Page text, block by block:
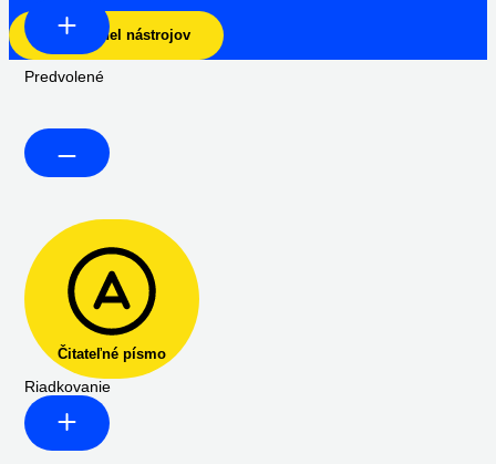
Skryť panel nástrojov
Predvolené
Čitateľné písmo
Riadkovanie